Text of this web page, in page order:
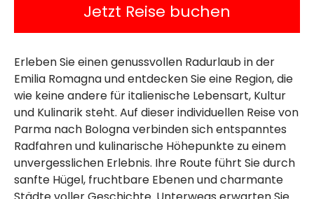
Jetzt Reise buchen
Erleben Sie einen genussvollen Radurlaub in der
Emilia Romagna und entdecken Sie eine Region, die
wie keine andere für italienische Lebensart, Kultur
und Kulinarik steht. Auf dieser individuellen Reise von
Parma nach Bologna verbinden sich entspanntes
Radfahren und kulinarische Höhepunkte zu einem
unvergesslichen Erlebnis. Ihre Route führt Sie durch
sanfte Hügel, fruchtbare Ebenen und charmante